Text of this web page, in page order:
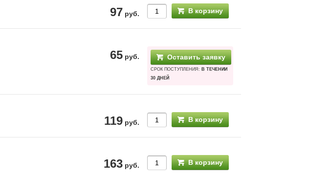
97 руб. В корзину
65 руб. Оставить заявку
СРОК ПОСТУПЛЕНИЯ: В ТЕЧЕНИИ
30 ДНЕЙ
119 руб. В корзину
163 руб. В корзину